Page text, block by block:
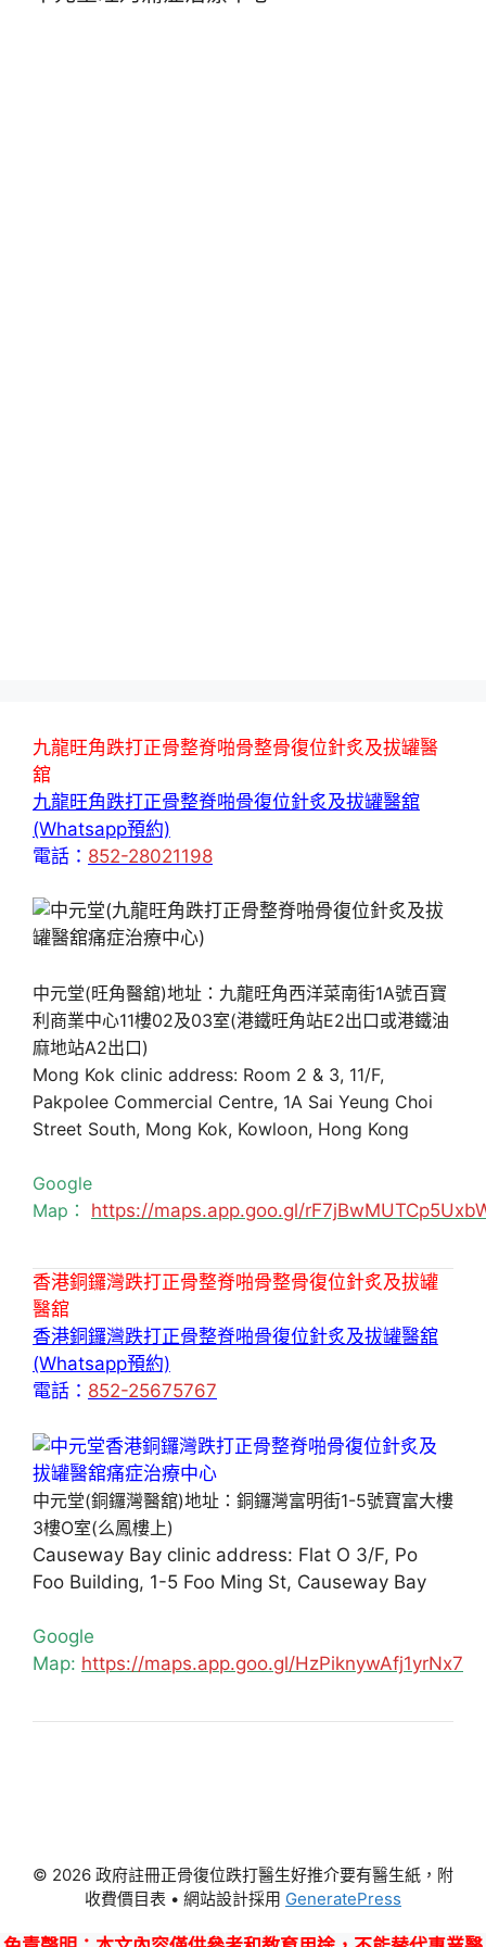
九龍旺角跌打正骨整脊啪骨整骨復位針炙及拔罐醫
舘
九龍旺角跌打正骨整脊啪骨復位針炙及拔罐醫舘
(Whatsapp預約)
電話： 852-28021198
中元堂(旺角醫舘)地址：九龍旺角西洋菜南街1A號百寶
利商業中心11樓02及03室(港鐵旺角站E2出口或港鐵油
麻地站A2出口)
Mong Kok clinic address: Room 2 & 3, 11/F,
Pakpolee Commercial Centre, 1A Sai Yeung Choi
Street South, Mong Kok, Kowloon, Hong Kong
Google
Map： https://maps.app.goo.gl/
香港銅鑼灣跌打正骨整脊啪骨整骨復位針炙及拔罐
醫舘
香港銅鑼灣跌打正骨整脊啪骨復位針炙及拔罐醫舘
(Whatsapp預約)
電話： 852-25675767
中元堂(銅鑼灣醫舘)地址：銅鑼灣富明街1-5號寶富大樓
3樓O室(么鳳樓上)
Causeway Bay clinic address: Flat O 3/F, Po
Foo Building, 1-5 Foo Ming St, Causeway Bay
Google
Map: https://maps.app.goo.gl/HzPiknywAfj1yrNx7
© 2026 政府註冊正骨復位跌打醫生好推介要有醫生紙，附
收費價目表 • 網站設計採用 GeneratePress